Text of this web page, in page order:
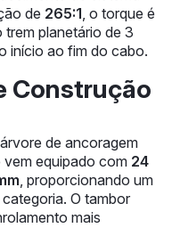
de 265:1 , o torque é
planetário de 3
início ao fim do cabo.
Construção
de ancoragem
equipado com 24
, proporcionando um
O tambor
mais